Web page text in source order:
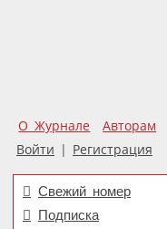
О Журнале Авторам
Войти | Регистрация
Свежий номер
Подписка